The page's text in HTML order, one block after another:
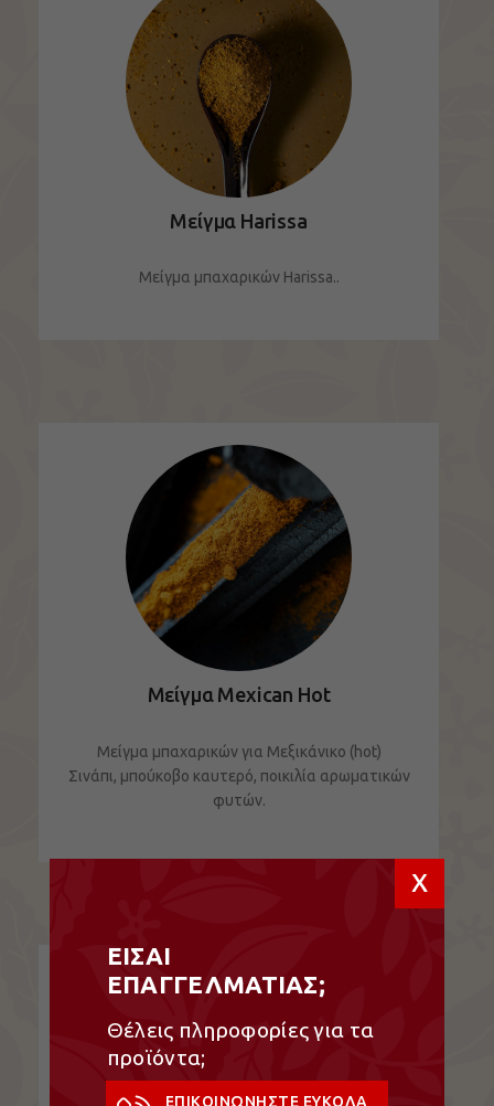
Μείγμα Harissa
Μείγμα μπαχαρικών Harissa..
Μείγμα Mexican Hot
Μείγμα μπαχαρικών για Μεξικάνικο (hot)
Σινάπι, μπούκοβο καυτερό, ποικιλία αρωματικών
φυτών.
x
ΕΙΣΑΙ
ΕΠΑΓΓΕΛΜΑΤΙΑΣ;
Θέλεις πληροφορίες για τα
προϊόντα;
ΕΠΙΚΟΙΝΩΝΗΣΤΕ ΕΥΚΟΛΑ